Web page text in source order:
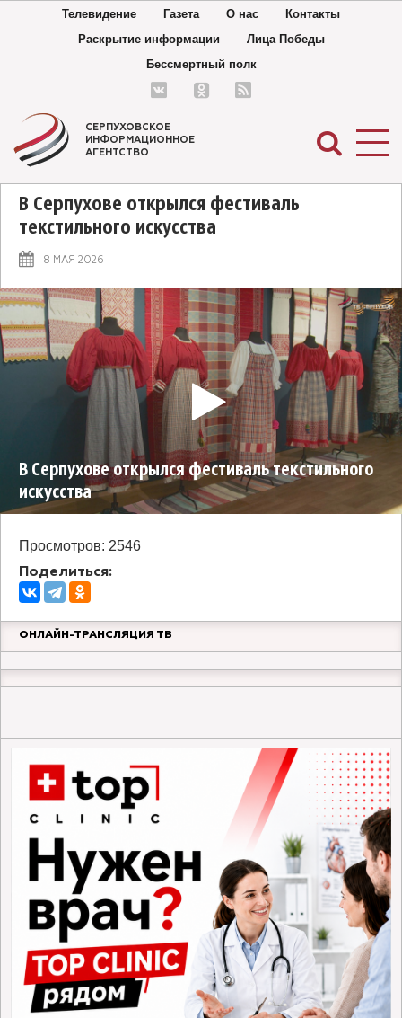
Телевидение Газета О нас
Контакты
Раскрытие информации
Лица Победы
Бессмертный полк
СЕРПУХОВСКОЕ
ИНФОРМАЦИОННОЕ
АГЕНТСТВО
В Серпухове открылся фестиваль
текстильного искусства
8 МАЯ 2026
В Серпухове открылся фестиваль текстильного
искусства
Просмотров: 2546
Поделиться:
ОНЛАЙН-ТРАНСЛЯЦИЯ ТВ